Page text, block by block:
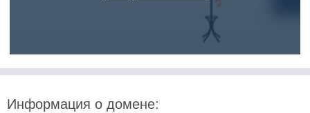
Информация о домене: